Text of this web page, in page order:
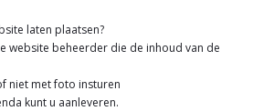
laten plaatsen?
website beheerder die de inhoud van de
niet met foto insturen
kunt u aanleveren.